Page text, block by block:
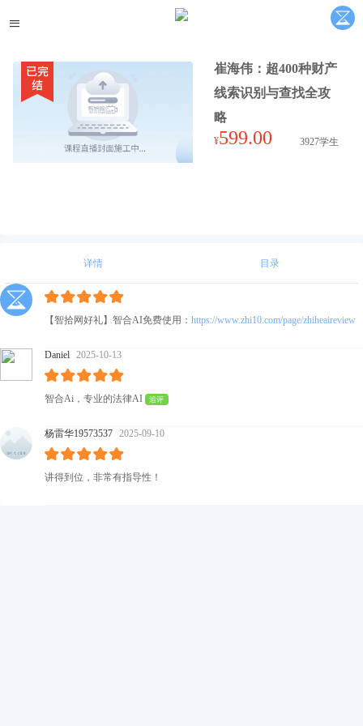
崔海伟：超400种财产
线索识别与查找全攻
略
¥599.00 3927学生
上架时间：2025/5/14
详情 目录
【智拾网好礼】智合AI免费使用： https://www.zhi10.com/page/zhiheaireview
Daniel 2025-10-13
智合Ai，专业的法律AI 追评
杨雷华19573537 2025-09-10
讲得到位，非常有指导性！